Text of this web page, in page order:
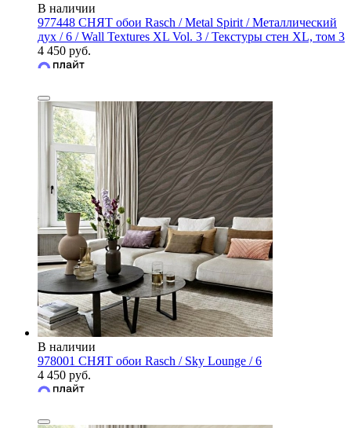
В наличии
977448 СНЯТ обои Rasch / Metal Spirit / Металлический
дух / 6 / Wall Textures XL Vol. 3 / Текстуры стен XL, том 3
4 450 руб.
В наличии
978001 СНЯТ обои Rasch / Sky Lounge / 6
4 450 руб.